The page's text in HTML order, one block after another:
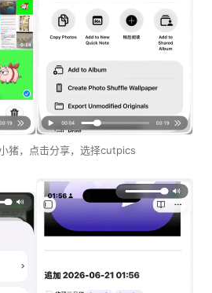
猪，点击分享，选择cutpics